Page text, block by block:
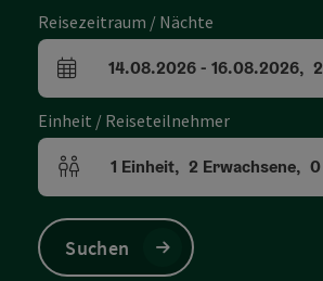
Reisezeitraum / Nächte
An- und Abreisefelder
14.08.2026- 16.08.2026, 2
Einheit / Reiseteilnehmer
Einheitenanzahl und Personenfelder
1 Einheit, 2 Erwachsene, 0
Suchen